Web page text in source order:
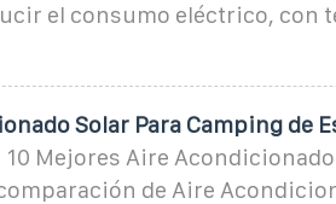
el consumo eléctrico, con
Solar Para Camping de
Mejores Aire Acondicionado
de Aire